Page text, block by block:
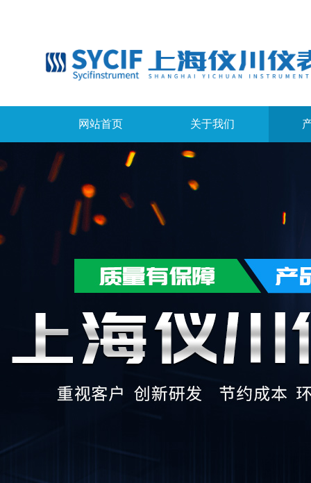
网站首页 关于我们